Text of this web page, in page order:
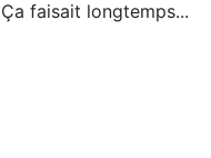
Ça faisait longtemps...